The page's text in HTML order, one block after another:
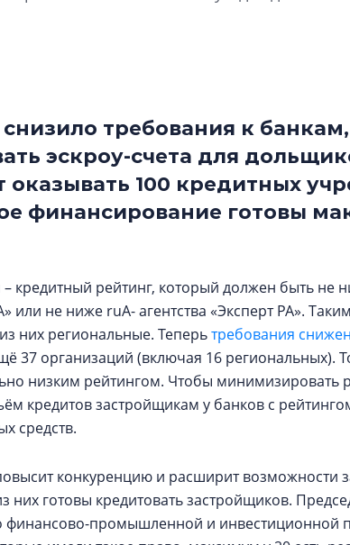
требования к
эскроу-счета для
оказывать 100 кредитных
финансирование готовы
кредитный рейтинг, который должен быть не
или не ниже ruА- агентства «Эксперт РА».
них региональные. Теперьтребования
37 организаций (включая 16 региональных).
низким рейтингом. Чтобы минимизировать
кредитов застройщикам у банков с
средств.
конкуренцию и расширит возможности
них готовы кредитовать застройщиков.
промышленной и инвестиционной